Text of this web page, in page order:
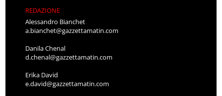
REDAZIONE
Alessandro Bianchet
a.bianchet@gazzettamatin.com
Danila Chenal
d.chenal@gazzettamatin.com
Erika David
e.david@gazzettamatin.com